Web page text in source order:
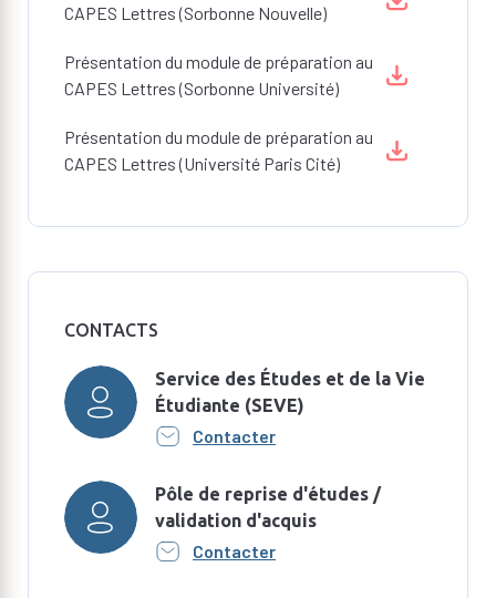
CAPES Lettres (Sorbonne Nouvelle)
Présentation du module de préparation au
CAPES Lettres (Sorbonne Université)
Présentation du module de préparation au
CAPES Lettres (Université Paris Cité)
CONTACTS
Service des Études et de la Vie
Étudiante (SEVE)
Contacter
Pôle de reprise d'études /
validation d'acquis
Contacter